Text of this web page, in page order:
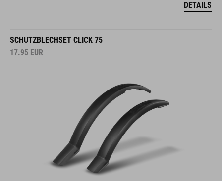
DETAILS
SCHUTZBLECHSET CLICK 75
17.95 EUR